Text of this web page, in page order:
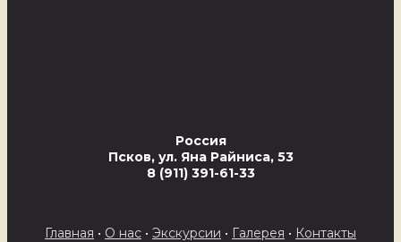
Россия
Псков, ул. Яна Райниса, 53
8 (911) 391-61-33
Главная • О нас • Экскурсии • Галерея • Контакты